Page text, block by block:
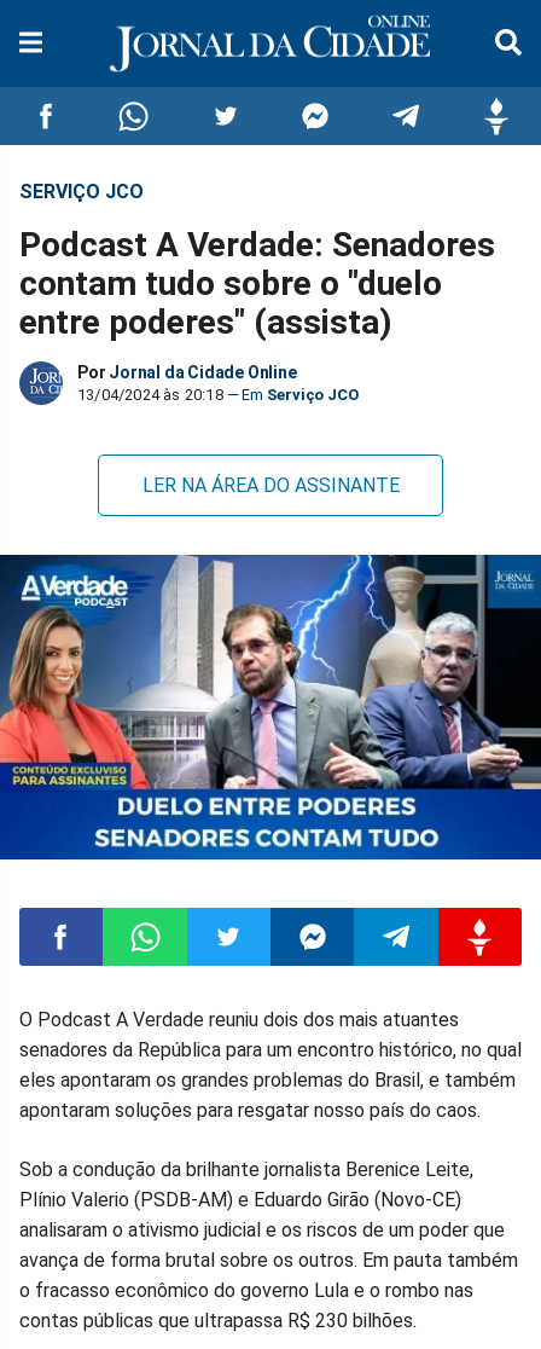
Compartilhar
no
Facebook
Compartilhar
no
Whatsapp
no
Twitter
no
Messenger
no
Telegram
no
SERVIÇO JCO
Podcast A Verdade: Senadores
contam tudo sobre o "duelo
entre poderes" (assista)
Por Jornal da Cidade Online
13/04/2024 às 20:18 Serviço JCO
LER NA ÁREA DO ASSINANTE
Compartilhar
no
Compartilhar
no
Compartilhar
no
Compartilhar
no
Compartilhar
no
no
O Podcast A Verdade reuniu dois dos mais atuantes
senadores da República para um encontro histórico, no qual
eles apontaram os grandes problemas do Brasil, e também
apontaram soluções para resgatar nosso país do caos.
Sob a condução da brilhante jornalista Berenice Leite,
Plínio Valerio (PSDB-AM) e Eduardo Girão (Novo-CE)
analisaram o ativismo judicial e os riscos de um poder que
avança de forma brutal sobre os outros. Em pauta também
o fracasso econômico do governo Lula e o rombo nas
contas públicas que ultrapassa R$ 230 bilhões.